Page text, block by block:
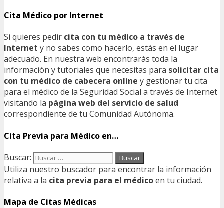
Cita Médico por Internet
Si quieres pedir cita con tu médico a través de
Internet y no sabes como hacerlo, estás en el lugar
adecuado. En nuestra web encontrarás toda la
información y tutoriales que necesitas para solicitar cita
con tu médico de cabecera online y gestionar tu cita
para el médico de la Seguridad Social a través de Internet
visitando la página web del servicio de salud
correspondiente de tu Comunidad Autónoma.
Cita Previa para Médico en…
Buscar:
Utiliza nuestro buscador para encontrar la información
relativa a la cita previa para el médicoen tu ciudad.
Mapa de Citas Médicas